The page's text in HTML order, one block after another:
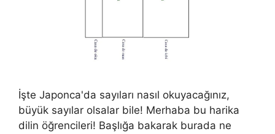
İşte Japonca'da sayıları nasıl okuyacağınız,
büyük sayılar olsalar bile! Merhaba bu harika
dilin öğrencileri! Başlığa bakarak burada ne